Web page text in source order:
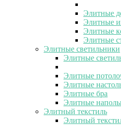
Элитные
Элитные
Элитные
Элитные
Элитные светильники
Элитные
Элитные
Элитные
Элитные бра
Элитные
Элитный текстиль
Элитный